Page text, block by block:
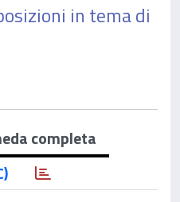
in tema di
completa